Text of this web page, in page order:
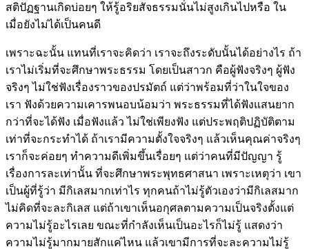
สติปัฏฐานเกิดบ่อยๆ ให้รู้อริยสัจธรรมนั่นไม่สูงเกินไปหรือ ใน
เมื่อยังไม่ได้เป็นคนดี
เพราะฉะนั้น แทนที่เราจะคิดว่า เราจะถึงระดับนั้นได้อย่างไร ถ้า
เราไม่เริ่มที่จะศึกษาพระธรรม โดยเป็นสาวก คือผู้ฟังจริงๆ ผู้ฟัง
จริงๆ ไม่ใช่ฟังเรื่องราวของปรมัตถ์ แต่ว่าพร้อมที่ว่าในใจของ
เรา ฟังด้วยความเคารพนอบน้อมว่า พระธรรมที่ได้ฟังแสนยาก
กว่าที่จะได้ฟัง เมื่อฟังแล้ว ไม่ใช่เพียงฟัง แต่ประพฤติปฏิบัติตาม
เท่าที่จะกระทำได้ ถ้าเรามีความตั้งใจจริงๆ แล้วเห็นคุณค่าจริงๆ
เราก็จะค่อยๆ ทำความดีเพิ่มขึ้นเรื่อยๆ แต่ว่าคนที่มีปัญญา รู้
เรื่องการละเท่านั้น ที่จะศึกษาพระพุทธศาสนา เพราะเหตุว่า เขา
เป็นผู้ที่รู้ว่า มีกิเลสมากเท่าไร ทุกคนถ้าไม่รู้ตัวเองว่ามีกิเลสมาก
ไม่คิดที่จะละกิเลส แต่ถ้าเขาเห็นอกุศลตามความเป็นจริงตั้งแต่
ความไม่รู้อะไรเลย ขณะที่กำลังเห็นเป็นอะไรก็ไม่รู้ แสดงว่า
ความไม่รู้มากมายสักแค่ไหน แล้วเขามีการที่จะละความไม่รู้